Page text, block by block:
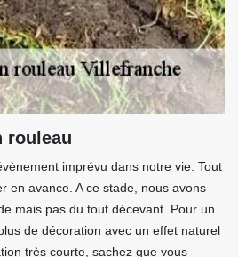
rouleau
imprévu dans notre vie. Tout
en avance. A ce stade, nous avons
mais pas du tout décevant. Pour un
de décoration avec un effet naturel
très courte, sachez que vous